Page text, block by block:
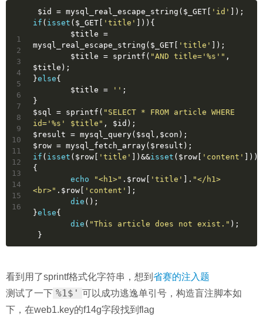
1
2
3
4
5
6
7
8
9
10
11
12
13
14
15
16
$id = mysql_real_escape_string($_GET[ 'id' ]);
if ( isset ($_GET[ 'title' ])){
mysql_real_escape_string($_GET[ 'title' ]);
	$title = sprintf(
"AND title='%s'" ,
$title);
}else{
	$title =
'' ;
}
$sql = sprintf( "SELECT * FROM article WHERE
id='%s' $title" , $id);
$result = mysql_query($sql,$con);
$row = mysql_fetch_array($result);
if ( isset ($row[ 'title' ])&&isset ($row[ 'content' ]))
{
echo
"<h1>" .$row[ 'title' ]. "</h1>
<br>" .$row[ 'content' ];
die ();
}else{
die ( "This article does not exist." );
}
看到用了sprintf格式化字符串，想到 省赛的注入题
测试了一下 %1$' 可以成功逃逸单引号，构造盲注脚本如
下，在web1.key的f14g字段找到flag